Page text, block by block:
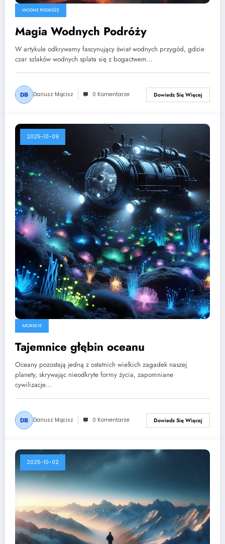
WODNE PODRÓŻE
Magia Wodnych Podróży
W artykule odkrywamy fascynujący świat wodnych przygód, gdzie
czar szlaków wodnych splata się z bogactwem…
Dariusz Mącisz 0 Komentarze Dowiedz Się Więcej
2025-10-09
MORSKIE
Tajemnice głębin oceanu
Oceany pozostają jedną z ostatnich wielkich zagadek naszej
planety, skrywając nieodkryte formy życia, zapomniane
cywilizacje…
Dariusz Mącisz 0 Komentarze Dowiedz Się Więcej
2025-10-02